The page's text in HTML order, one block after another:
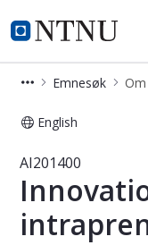
NTNU Hjemmeside
Studier
Emnesøk
English
Emne -
AI201400